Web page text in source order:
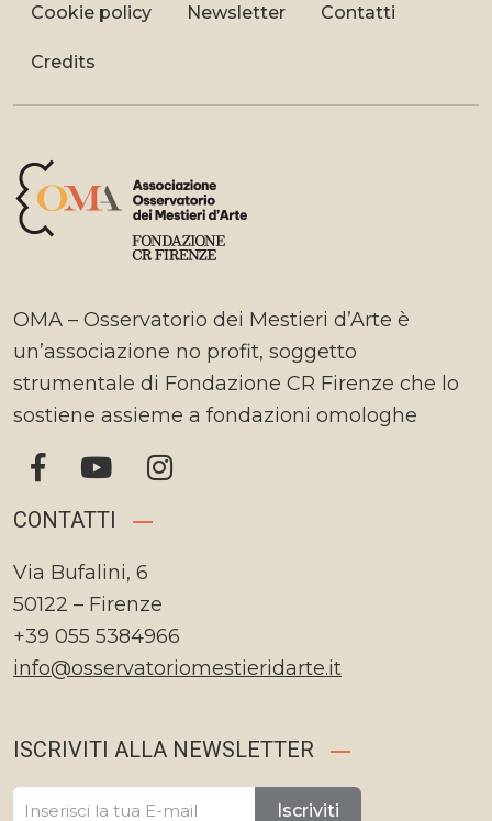
Cookie policy Newsletter Contatti
Credits
OMA – Osservatorio dei Mestieri d’Arte è
un’associazione no profit, soggetto
strumentale di Fondazione CR Firenze che lo
sostiene assieme a fondazioni omologhe
CONTATTI
Via Bufalini, 6
50122 – Firenze
+39 055 5384966
info@osservatoriomestieridarte.it
ISCRIVITI ALLA NEWSLETTER
Iscriviti